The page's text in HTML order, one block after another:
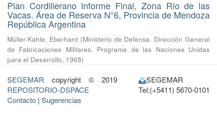
Plan Cordillerano Informe Final, Zona Río de las
Vacas. Área de Reserva N°6, Provincia de Mendoza
República Argentina
Müller-Kahle, Eberhard (Ministerio de Defensa. Dirección General
de Fabricaciones Militares, Programa de las Naciones Unidas
para el Desarrollo, 1968)
SEGEMAR copyright © 2019
REPOSITORIO-DSPACE
Contacto | Sugerencias
SEGEMAR
Tel:(+5411) 5670-0101